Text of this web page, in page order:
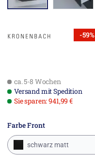
-59%
ca. 5-8 Wochen
Versand mit Spedition
Sie sparen: 941,99 €
Farbe Front
schwarz matt